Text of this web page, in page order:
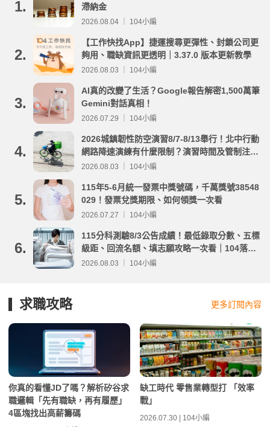
1.
滯納金
2026.08.04 ｜ 104小編
2.
【工作快找App】捷運搜尋更彈性、封鎖公司更
夠用、職缺資訊更透明｜3.37.0 版本更新教學
2026.08.03 ｜ 104小編
3.
AI真的改變了生活？Google報告解密1,500萬筆
Gemini對話真相！
2026.07.29 ｜ 104小編
4.
2026城鎮韌性防空演習8/7-8/13舉行！北中行動
網路降速演練有什麼限制？演習時間及管制注意
事項整理
2026.08.03 ｜ 104小編
5.
115年5-6月統一發票中獎號碼，千萬獎號38548
029！發票兌獎期限、如何領獎一次看
2026.07.27 ｜ 104小編
6.
115分科測驗8/3公告成績！最低錄取分數、五標
級距、回流名額、填志願攻略一次看｜104落點
分析
2026.08.03 ｜ 104小編
求職攻略 更多訂閱內容
你真的看懂JD了嗎？解析矽谷求
職邏輯「先有職缺，再有履歷」
4區塊找出高薪籌碼
缺工時代 零售業轉型打 「效率
戰」
2026.07.30 | 104小編